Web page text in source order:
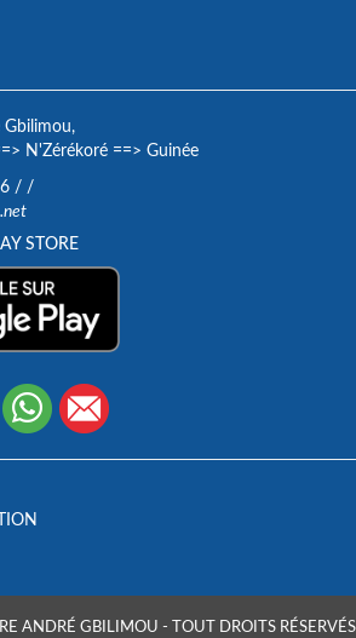
Gbilimou,
N'Zérékoré ==> Guinée
/ /
STORE
ANDRÉ GBILIMOU - TOUT DROITS RÉSERVÉS